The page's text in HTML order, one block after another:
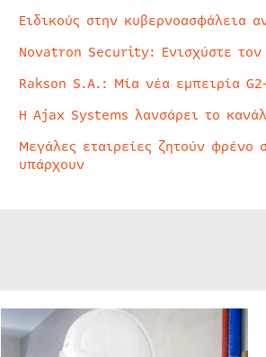
Ειδικούς στην κυβερνοασφάλεια
Novatron Security: Ενισχύστε τον
Rakson S.A.: Μία νέα εμπειρία
Η Ajax Systems λανσάρει το
Μεγάλες εταιρείες ζητούν φρένο
υπάρχουν